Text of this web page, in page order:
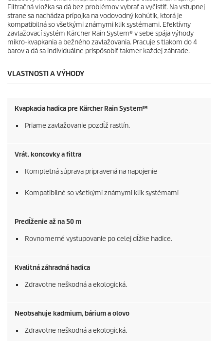
Filtračná vložka sa dá bez problémov vybrať a vyčistiť. Na vstupnej
strane sa nachádza prípojka na vodovodný kohútik, ktorá je
kompatibilná so všetkými známymi klik systémami. Efektívny
zavlažovací systém Kärcher Rain System® v sebe spája výhody
mikro-kvapkania a bežného zavlažovania. Pracuje s tlakom do 4
barov a dá sa individuálne prispôsobiť takmer každej záhrade.
VLASTNOSTI A VÝHODY
Kvapkacia hadica pre Kärcher Rain System™
Priame zavlažovanie pozdĺž rastlín.
Vrát. koncovky a filtra
Kompletná súprava pripravená na napojenie
Kompatibilné so všetkými známymi klik systémami
Predĺženie až na 50 m
Rovnomerné vystupovanie po celej dĺžke hadice.
Kvalitná záhradná hadica
Zdravotne neškodná a ekologická.
Neobsahuje kadmium, bárium a olovo
Zdravotne neškodná a ekologická.